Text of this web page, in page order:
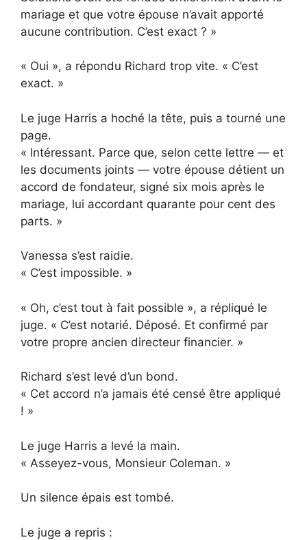
mariage et que votre épouse n’avait apporté
aucune contribution. C’est exact ? »
« Oui », a répondu Richard trop vite. « C’est
exact. »
Le juge Harris a hoché la tête, puis a tourné une
page.
« Intéressant. Parce que, selon cette lettre — et
les documents joints — votre épouse détient un
accord de fondateur, signé six mois après le
mariage, lui accordant quarante pour cent des
parts. »
Vanessa s’est raidie.
« C’est impossible. »
« Oh, c’est tout à fait possible », a répliqué le
juge. « C’est notarié. Déposé. Et confirmé par
votre propre ancien directeur financier. »
Richard s’est levé d’un bond.
« Cet accord n’a jamais été censé être appliqué
! »
Le juge Harris a levé la main.
« Asseyez-vous, Monsieur Coleman. »
Un silence épais est tombé.
Le juge a repris :